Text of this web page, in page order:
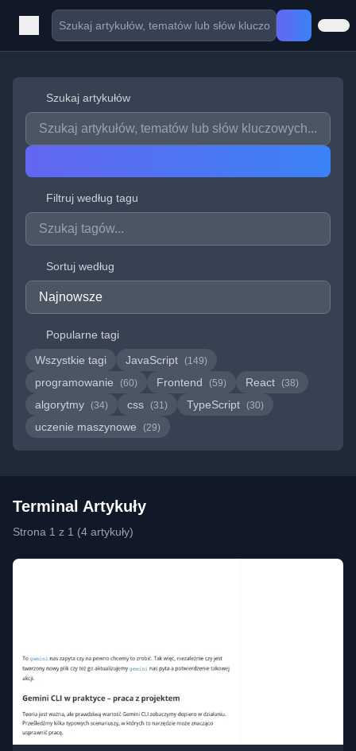
Szukaj artykułów
Filtruj według tagu
Sortuj według
Popularne tagi
Wszystkie tagi
JavaScript (149)
programowanie (60) Frontend (59) React (38)
algorytmy (34) css (31) TypeScript (30)
uczenie maszynowe (29)
Terminal Artykuły
Strona 1 z 1 (4 artykuły)